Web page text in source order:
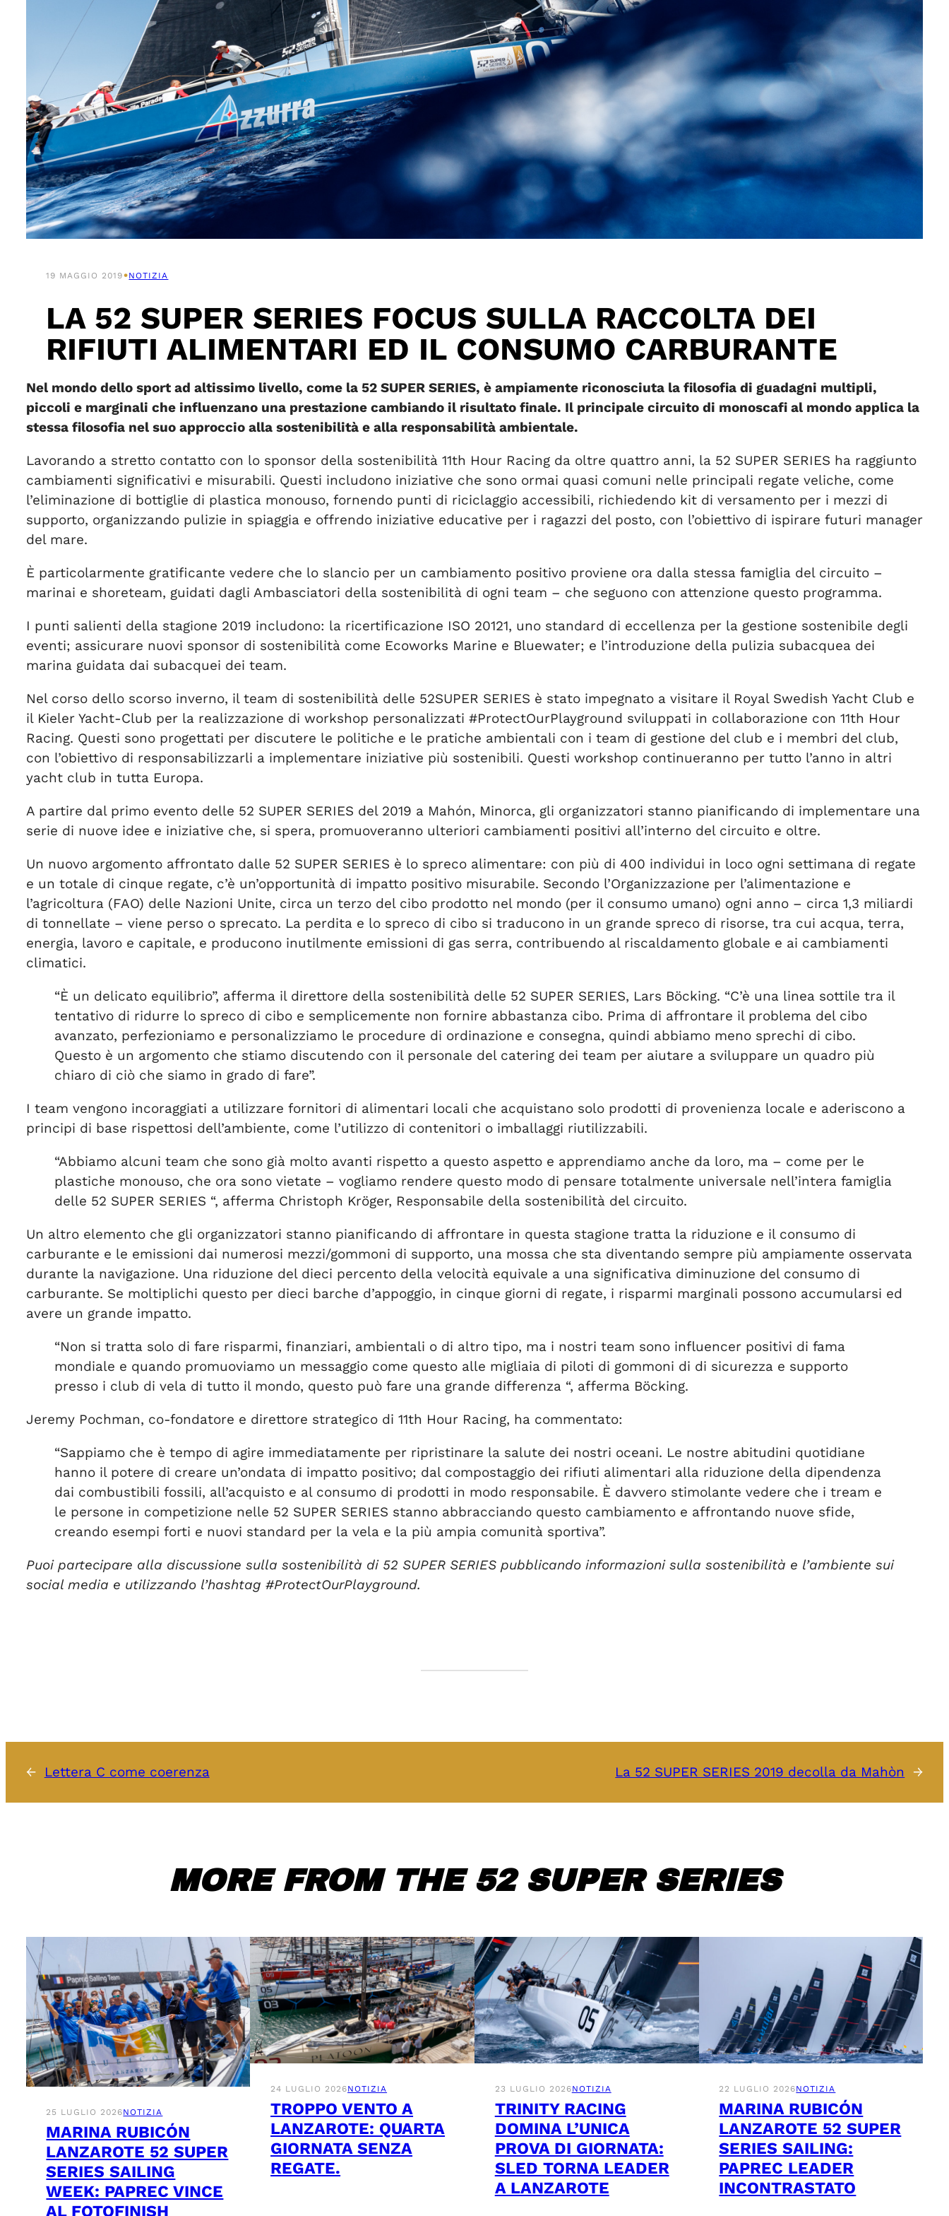
19 MAGGIO 2019•NOTIZIA
LA 52 SUPER SERIES FOCUS SULLA RACCOLTA DEI
RIFIUTI ALIMENTARI ED IL CONSUMO CARBURANTE
Nel mondo dello sport ad altissimo livello, come la 52 SUPER SERIES, è ampiamente riconosciuta la filosofia di guadagni multipli,
piccoli e marginali che influenzano una prestazione cambiando il risultato finale. Il principale circuito di monoscafi al mondo applica la
stessa filosofia nel suo approccio alla sostenibilità e alla responsabilità ambientale.
Lavorando a stretto contatto con lo sponsor della sostenibilità 11th Hour Racing da oltre quattro anni, la 52 SUPER SERIES ha raggiunto
cambiamenti significativi e misurabili. Questi includono iniziative che sono ormai quasi comuni nelle principali regate veliche, come
l’eliminazione di bottiglie di plastica monouso, fornendo punti di riciclaggio accessibili, richiedendo kit di versamento per i mezzi di
supporto, organizzando pulizie in spiaggia e offrendo iniziative educative per i ragazzi del posto, con l’obiettivo di ispirare futuri manager
del mare.
È particolarmente gratificante vedere che lo slancio per un cambiamento positivo proviene ora dalla stessa famiglia del circuito –
marinai e shoreteam, guidati dagli Ambasciatori della sostenibilità di ogni team – che seguono con attenzione questo programma.
I punti salienti della stagione 2019 includono: la ricertificazione ISO 20121, uno standard di eccellenza per la gestione sostenibile degli
eventi; assicurare nuovi sponsor di sostenibilità come Ecoworks Marine e Bluewater; e l’introduzione della pulizia subacquea dei
marina guidata dai subacquei dei team.
Nel corso dello scorso inverno, il team di sostenibilità delle 52SUPER SERIES è stato impegnato a visitare il Royal Swedish Yacht Club e
il Kieler Yacht-Club per la realizzazione di workshop personalizzati #ProtectOurPlayground sviluppati in collaborazione con 11th Hour
Racing. Questi sono progettati per discutere le politiche e le pratiche ambientali con i team di gestione del club e i membri del club,
con l’obiettivo di responsabilizzarli a implementare iniziative più sostenibili. Questi workshop continueranno per tutto l’anno in altri
yacht club in tutta Europa.
A partire dal primo evento delle 52 SUPER SERIES del 2019 a Mahón, Minorca, gli organizzatori stanno pianificando di implementare una
serie di nuove idee e iniziative che, si spera, promuoveranno ulteriori cambiamenti positivi all’interno del circuito e oltre.
Un nuovo argomento affrontato dalle 52 SUPER SERIES è lo spreco alimentare: con più di 400 individui in loco ogni settimana di regate
e un totale di cinque regate, c’è un’opportunità di impatto positivo misurabile. Secondo l’Organizzazione per l’alimentazione e
l’agricoltura (FAO) delle Nazioni Unite, circa un terzo del cibo prodotto nel mondo (per il consumo umano) ogni anno – circa 1,3 miliardi
di tonnellate – viene perso o sprecato. La perdita e lo spreco di cibo si traducono in un grande spreco di risorse, tra cui acqua, terra,
energia, lavoro e capitale, e producono inutilmente emissioni di gas serra, contribuendo al riscaldamento globale e ai cambiamenti
climatici.
“È un delicato equilibrio”, afferma il direttore della sostenibilità delle 52 SUPER SERIES, Lars Böcking. “C’è una linea sottile tra il
tentativo di ridurre lo spreco di cibo e semplicemente non fornire abbastanza cibo. Prima di affrontare il problema del cibo
avanzato, perfezioniamo e personalizziamo le procedure di ordinazione e consegna, quindi abbiamo meno sprechi di cibo.
Questo è un argomento che stiamo discutendo con il personale del catering dei team per aiutare a sviluppare un quadro più
chiaro di ciò che siamo in grado di fare”.
I team vengono incoraggiati a utilizzare fornitori di alimentari locali che acquistano solo prodotti di provenienza locale e aderiscono a
principi di base rispettosi dell’ambiente, come l’utilizzo di contenitori o imballaggi riutilizzabili.
“Abbiamo alcuni team che sono già molto avanti rispetto a questo aspetto e apprendiamo anche da loro, ma – come per le
plastiche monouso, che ora sono vietate – vogliamo rendere questo modo di pensare totalmente universale nell’intera famiglia
delle 52 SUPER SERIES “, afferma Christoph Kröger, Responsabile della sostenibilità del circuito.
Un altro elemento che gli organizzatori stanno pianificando di affrontare in questa stagione tratta la riduzione e il consumo di
carburante e le emissioni dai numerosi mezzi/gommoni di supporto, una mossa che sta diventando sempre più ampiamente osservata
durante la navigazione. Una riduzione del dieci percento della velocità equivale a una significativa diminuzione del consumo di
carburante. Se moltiplichi questo per dieci barche d’appoggio, in cinque giorni di regate, i risparmi marginali possono accumularsi ed
avere un grande impatto.
“Non si tratta solo di fare risparmi, finanziari, ambientali o di altro tipo, ma i nostri team sono influencer positivi di fama
mondiale e quando promuoviamo un messaggio come questo alle migliaia di piloti di gommoni di di sicurezza e supporto
presso i club di vela di tutto il mondo, questo può fare una grande differenza “, afferma Böcking.
Jeremy Pochman, co-fondatore e direttore strategico di 11th Hour Racing, ha commentato:
“Sappiamo che è tempo di agire immediatamente per ripristinare la salute dei nostri oceani. Le nostre abitudini quotidiane
hanno il potere di creare un’ondata di impatto positivo; dal compostaggio dei rifiuti alimentari alla riduzione della dipendenza
dai combustibili fossili, all’acquisto e al consumo di prodotti in modo responsabile. È davvero stimolante vedere che i tream e
le persone in competizione nelle 52 SUPER SERIES stanno abbracciando questo cambiamento e affrontando nuove sfide,
creando esempi forti e nuovi standard per la vela e la più ampia comunità sportiva”.
Puoi partecipare alla discussione sulla sostenibilità di 52 SUPER SERIES pubblicando informazioni sulla sostenibilità e l’ambiente sui
social media e utilizzando l’hashtag #ProtectOurPlayground.
← Lettera C come coerenza La 52 SUPER SERIES 2019 decolla da Mahòn →
MORE FROM THE 52 SUPER SERIES
25 LUGLIO 2026NOTIZIA
MARINA RUBICÓN
LANZAROTE 52 SUPER
SERIES SAILING
WEEK: PAPREC VINCE
AL FOTOFINISH
24 LUGLIO 2026NOTIZIA
TROPPO VENTO A
LANZAROTE: QUARTA
GIORNATA SENZA
REGATE.
23 LUGLIO 2026NOTIZIA
TRINITY RACING
DOMINA L’UNICA
PROVA DI GIORNATA:
SLED TORNA LEADER
A LANZAROTE
22 LUGLIO 2026NOTIZIA
MARINA RUBICÓN
LANZAROTE 52 SUPER
SERIES SAILING:
PAPREC LEADER
INCONTRASTATO